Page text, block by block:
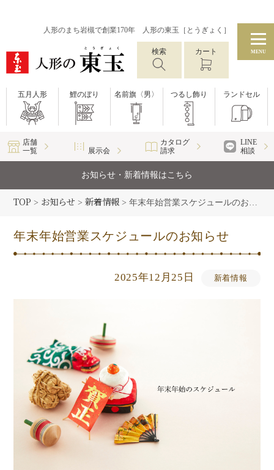
人形のまち岩槻で創業170年 人形の東玉［とうぎょく］
検索 カート MENU
五月人形 鯉のぼり 名前旗〈男〉 つるし飾り ランドセル
店舗
一覧
展示会
カタログ
請求
LINE
相談
お知らせ・新着情報はこちら
TOP > お知らせ >新着情報 >年末年始営業スケジュールのお知らせ
年末年始営業スケジュールのお知らせ
2025年12月25日 新着情報